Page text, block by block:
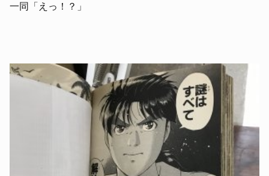
一同「えっ！？」